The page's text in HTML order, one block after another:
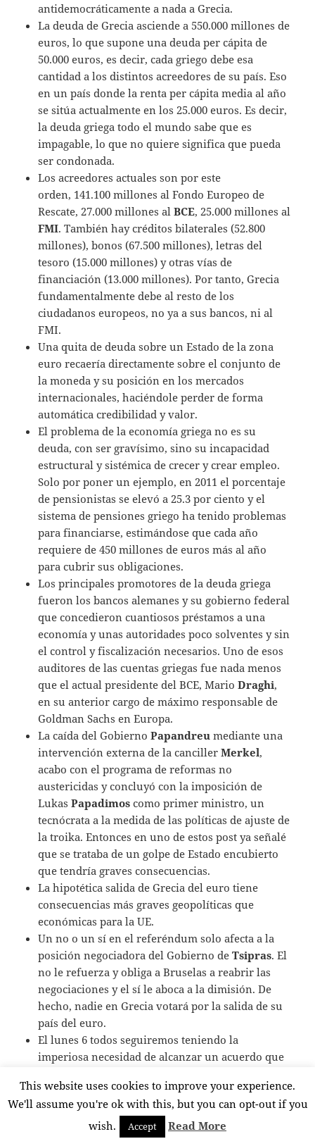
antidemocráticamente a nada a Grecia.
La deuda de Grecia asciende a 550.000 millones de
euros, lo que supone una deuda per cápita de
50.000 euros, es decir, cada griego debe esa
cantidad a los distintos acreedores de su país. Eso
en un país donde la renta per cápita media al año
se sitúa actualmente en los 25.000 euros. Es decir,
la deuda griega todo el mundo sabe que es
impagable, lo que no quiere significa que pueda
ser condonada.
Los acreedores actuales son por este
orden, 141.100 millones al Fondo Europeo de
Rescate, 27.000 millones alBCE, 25.000 millones al
FMI. También hay créditos bilaterales (52.800
millones), bonos (67.500 millones), letras del
tesoro (15.000 millones) y otras vías de
financiación (13.000 millones). Por tanto, Grecia
fundamentalmente debe al resto de los
ciudadanos europeos, no ya a sus bancos, ni al
FMI.
Una quita de deuda sobre un Estado de la zona
euro recaería directamente sobre el conjunto de
la moneda y su posición en los mercados
internacionales, haciéndole perder de forma
automática credibilidad y valor.
El problema de la economía griega no es su
deuda, con ser gravísimo, sino su incapacidad
estructural y sistémica de crecer y crear empleo.
Solo por poner un ejemplo, en 2011 el porcentaje
de pensionistas se elevó a 25.3 por ciento y el
sistema de pensiones griego ha tenido problemas
para financiarse, estimándose que cada año
requiere de 450 millones de euros más al año
para cubrir sus obligaciones.
Los principales promotores de la deuda griega
fueron los bancos alemanes y su gobierno federal
que concedieron cuantiosos préstamos a una
economía y unas autoridades poco solventes y sin
el control y fiscalización necesarios. Uno de esos
auditores de las cuentas griegas fue nada menos
que el actual presidente del BCE, MarioDraghi,
en su anterior cargo de máximo responsable de
Goldman Sachs en Europa.
La caída del GobiernoPapandreu mediante una
intervención externa de la cancillerMerkel,
acabo con el programa de reformas no
austericidas y concluyó con la imposición de
LukasPapadimos como primer ministro, un
tecnócrata a la medida de las políticas de ajuste de
la troika. Entonces en uno de estos post ya señalé
que se trataba de un golpe de Estado encubierto
que tendría graves consecuencias.
La hipotética salida de Grecia del euro tiene
consecuencias más graves geopolíticas que
económicas para la UE.
Un no o un sí en el referéndum solo afecta a la
posición negociadora del Gobierno deTsipras. El
no le refuerza y obliga a Bruselas a reabrir las
negociaciones y el sí le aboca a la dimisión. De
hecho, nadie en Grecia votará por la salida de su
país del euro.
El lunes 6 todos seguiremos teniendo la
imperiosa necesidad de alcanzar un acuerdo que
y con ello, que haga creíble el euro y, sobre todo,
el proyecto europeo de libertades.
This website uses cookies to improve your experience.
We'll assume you're ok with this, but you can opt-out if you
wish.
Accept Read More